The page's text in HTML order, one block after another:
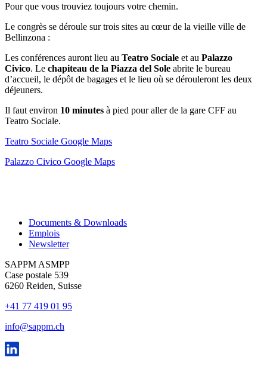
Pour que vous trouviez toujours votre chemin.
Le congrès se déroule sur trois sites au cœur de la vieille ville de
Bellinzona :
Les conférences auront lieu au Teatro Sociale et au Palazzo
Civico. Le chapiteau de la Piazza del Sole abrite le bureau
d’accueil, le dépôt de bagages et le lieu où se dérouleront les deux
déjeuners.
Il faut environ 10 minutes à pied pour aller de la gare CFF au
Teatro Sociale.
Teatro Sociale Google Maps
Palazzo Civico Google Maps
Documents & Downloads
Emplois
Newsletter
SAPPM ASMPP
Case postale 539
6260 Reiden, Suisse
+41 77 419 01 95
info@sappm.ch